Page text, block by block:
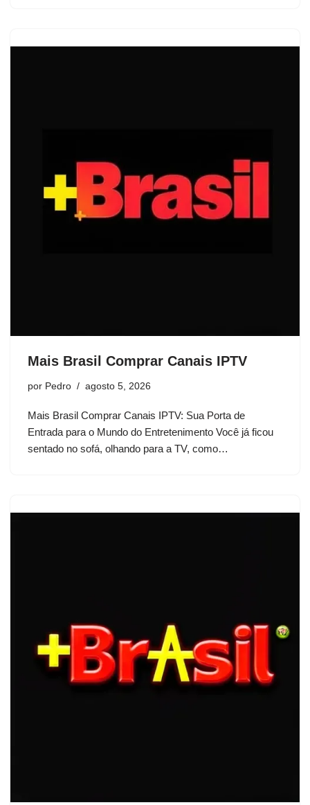
Mais Brasil Comprar Canais IPTV
por Pedro agosto 5, 2026
Mais Brasil Comprar Canais IPTV: Sua Porta de
Entrada para o Mundo do Entretenimento Você já ficou
sentado no sofá, olhando para a TV, como…